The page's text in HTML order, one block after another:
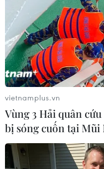
#Tìm kiếm cứu nạn
Theo dõi VietnamPlus
TIN LIÊN QUAN
vietnamplus.vn
Vùng 3 Hải quân
bị sóng cuốn tại Mũi